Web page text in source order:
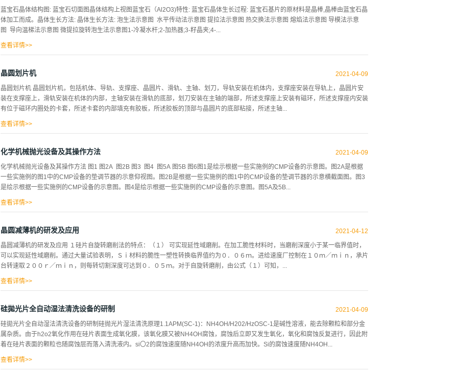
极头制作待铜编织线冷却后，将多余的焊锡及铜线去掉，将专用夹具去掉后将这部分进行加工处理，如图所示：料厚=4mm 六、 将制作
好的电极套上18的腊管，用绝缘胶布将两端的腊管头部与端子根部包住，另一端与加工部位的根部包住，即完成。免责声明：文章来源
于网络，不代表本公司观点，如有侵权请联系本网站删除。
蓝宝石晶体结构图: 蓝宝石切面图晶体结构上视图蓝宝石（Al2O3)特性: 蓝宝石晶体生长过程: 蓝宝石基片的原材料是晶棒,晶棒由蓝宝石晶
体加工而成。晶体生长方法: 晶体生长方法: 泡生法示意图 水平传动法示意图 提拉法示意图 热交换法示意图 熔焰法示意图 导模法示意
图 导向温梯法示意图 微提拉旋转泡生法示意图1-冷凝水杆;2-加热器;3-籽晶夹;4-...
程: 蓝宝石晶棒加工制作工艺流程图片: 免责声明：文章来源于网络，不代表本公司观点，如有侵权请联系本网站删除。
查看详情>>
晶圆划片机
晶圆划片机 晶圆划片机，包括机体、导轨、支撑座、晶圆片、滑轨、主轴、划刀，导轨安装在机体内，支撑座安装在导轨上，晶圆片安
装在支撑座上，滑轨安装在机体的内部，主轴安装在滑轨的底部，划刀安装在主轴的端部，所述支撑座上安装有磁环，所述支撑座内安装
有位于磁环内圈处的卡套，所述卡套的内部填充有胶板，所述胶板的顶部与晶圆片的底部粘接，所述主轴...
的外侧螺纹连接有螺栓，螺栓的端部贯穿并延伸至滑动套的内部，滑动套的侧面固定连接有支撑块，支撑块的端部固定连接有定位环。定
磁棒的端部固定连接有第二磁圈，所述磁杆、第一磁圈、磁棒、第二磁圈的磁极均为相同磁极，所述磁杆、第一磁圈、磁棒、第二磁圈与
磁环为同极相斥状态。胶板的材质为工业级橡皮泥材质，所述粘接环的材质为粘性橡胶圈，所述粘接环上开设有若干个通孔，所述粘接环
上通孔的形状与晶圆片的形状相适配。1、该晶圆划片机，通过卡套与胶板之间的配合使用，使得晶圆在切割过程中，底部受到重力与磁
力相斥的力度直接陷进胶板的内部，通过胶板的柔性设计，使得晶圆在切割时，底部直接被胶板包裹，同时通过胶板将晶圆固定在支撑座
上，无需另外采用固...
2021-04-09
查看详情>>
化学机械抛光设备及其操作方法
化学机械抛光设备及其操作方法 图1 图2A 图2B 图3 图4 图5A 图5B 图6图1是绘示根据一些实施例的CMP设备的示意图。图2A是根据
一些实施例的图1中的CMP设备的垫调节器的示意仰视图。图2B是根据一些实施例的图1中的CMP设备的垫调节器的示意横截面图。图3
是绘示根据一些实施例的CMP设备的示意图。图4是绘示根据一些实施例的CMP设备的示意图。图5A及5B...
是绘示根据一些实施例的CMP设备100的示意图。如图1中所展示，CMP设备100包含压板102、晶片载体104及垫调节器110。抛光垫
垫105围绕第一轴线103旋转。晶片载体104包含轴件106及耦合到轴件106的平板107。轴件106经配置以围绕第二轴线113旋转。平板
107经配置以固持工件108，例如半导体晶片。在一些实施例中，晶片载体104经配置以向上或向下移动晶片108，使得晶片108可与抛光
表面105A接合。在一些实施例中，平板107可通过...
2021-04-09
查看详情>>
晶圆减薄机的研发及应用
晶圆减薄机的研发及应用 １硅片自旋转磨削法的特点：（１） 可实现延性域磨削。在加工脆性材料时，当磨削深度小于某一临界值时，
可以实现延性域磨削。通过大量试验表明，Ｓｉ材料的脆性一塑性转换临界值约为０．０６ｍ。进给速度厂控制在１０ｍ／ｍｉｎ，承片
台转速取２００ｒ／ｍｉｎ，则每转切割深度可达到０．０５ｍ。对于自旋转磨削，由公式（１）可知，...
提高硅片转速和砂轮轴向进给速度，可以在保持与普通磨削同样的磨削深度情况下，达到较高的材料去除率，适用于大余量磨削。（３）
直径２００ｍｍ以上的大尺寸硅片背面磨削（ｂａｃｋｇｒｉｎｄｉｎｇ）大都采用基于硅片白旋转磨削原理的超精密磨削技术。２硅片
背面磨削的工艺过程：硅片背面磨削一般分为两步：粗磨和精磨。在粗磨阶段，采用粒度４６＃～５００＃的金刚石砂轮，轴向进给速度
为１００～５００ｍｍ／ｍｉｎ，磨削深度较大，般为０．５～ｌ１ＴＩＩ＇ｆｌ。目的是迅速去除硅片背面绝大部分的多余材料（加工
余量的９０％）。精磨时，加工余量几微米直至十几微米，采用粒度２０００＃～４０００＃的金刚石砂轮，轴向进给速度为０．５～１
０ｍｍ...
2021-04-12
查看详情>>
硅拋光片全自动湿法清洗设备的研制
硅拋光片全自动湿法清洗设备的研制硅抛光片湿法清洗原理1.1APM(SC-1)：NH4OH/H202/HzOSC-1是碱性溶液，能去除颗粒和部分金
属杂质。由于h2o2氧化作用在硅片表面生成氧化膜，该氧化膜又被NH4OH腐蚀，腐蚀后立即又发生氧化，氧化和腐蚀反复进行，因此附
着在硅片表面的颗粒也随腐蚀层而落入清洗液内。si〇2的腐蚀速度随NH4OH的浓度升高而加快。Si的腐蚀速度随NH4OH...
2021-04-09
查看详情>>